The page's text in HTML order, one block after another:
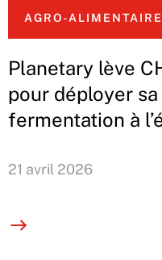
AGRO-ALIMENTAIRE
Planetary lève
pour déployer
fermentation à
21 avril 2026